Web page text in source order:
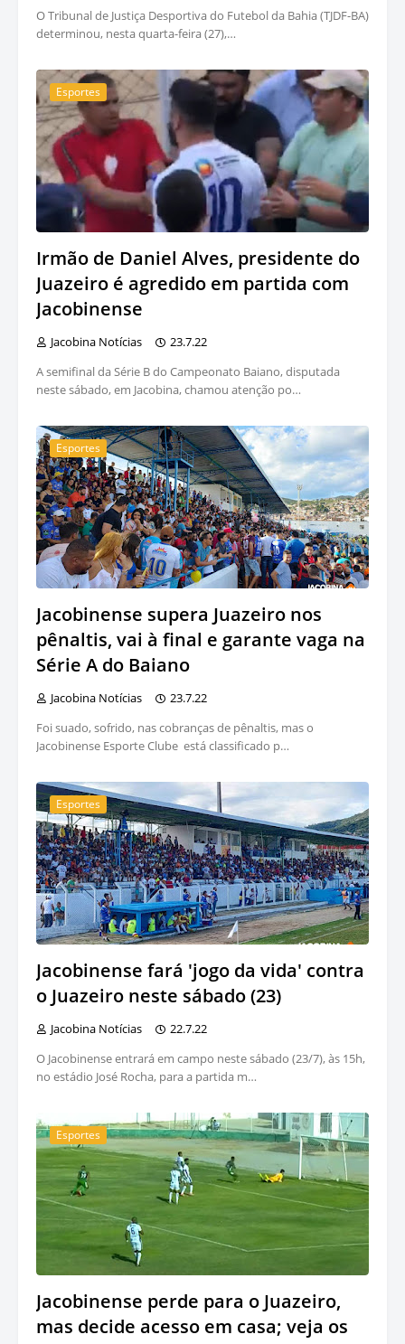
O Tribunal de Justiça Desportiva do Futebol da Bahia (TJDF-BA)
determinou, nesta quarta-feira (27),…
Esportes
Irmão de Daniel Alves, presidente do
Juazeiro é agredido em partida com
Jacobinense
Jacobina Notícias
23.7.22
A semifinal da Série B do Campeonato Baiano, disputada
neste sábado, em Jacobina, chamou atenção po…
Esportes
Jacobinense supera Juazeiro nos
pênaltis, vai à final e garante vaga na
Série A do Baiano
Jacobina Notícias
23.7.22
Foi suado, sofrido, nas cobranças de pênaltis, mas o
Jacobinense Esporte Clube está classificado p…
Esportes
Jacobinense fará 'jogo da vida' contra
o Juazeiro neste sábado (23)
Jacobina Notícias
22.7.22
O Jacobinense entrará em campo neste sábado (23/7), às 15h,
no estádio José Rocha, para a partida m…
Esportes
Jacobinense perde para o Juazeiro,
mas decide acesso em casa; veja os